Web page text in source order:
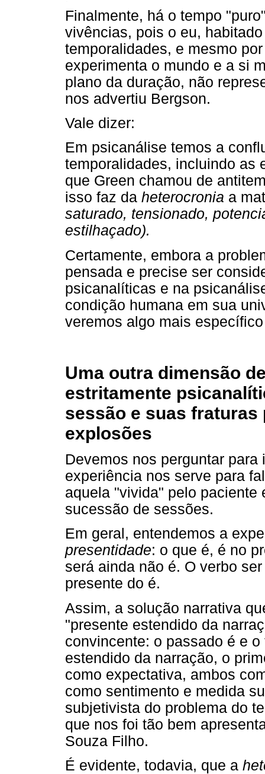
Finalmente, há o tempo
vivências, pois o eu,
temporalidades, e mesmo
experimenta o mundo e a si
plano da duração, não
nos advertiu Bergson.
Vale dizer:
Em psicanálise temos a
temporalidades, incluindo as
que Green chamou de
isso faz da heterocronia a
saturado, tensionado,
estilhaçado).
Certamente, embora a
pensada e precise ser
psicanalíticas e na
condição humana em sua
veremos algo mais
Uma outra dimensão
estritamente
sessão e suas
explosões
Devemos nos perguntar
experiência nos serve para
aquela "vivida" pelo paciente
sucessão de sessões.
Em geral, entendemos a
presentidade: o que é, é no
será ainda não é. O verbo
presente do é.
Assim, a solução narrativa
"presente estendido da
convincente: o passado é e
estendido da narração, o
como expectativa, ambos
como sentimento e medida
subjetivista do problema do
que nos foi tão bem
Souza Filho.
É evidente, todavia, que a